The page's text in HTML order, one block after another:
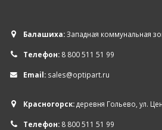
Балашиха:Западная коммунальная
Телефон: 8 800 511 51 99
Email: sales@optipart.ru
Красногорск:деревня Гольево, ул.
Телефон: 8 800 511 51 99